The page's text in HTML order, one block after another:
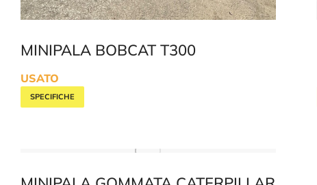
MINIPALA BOBCAT T300
USATO
SPECIFICHE